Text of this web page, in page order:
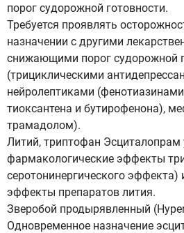
порог судорожной готовности.
Требуется проявлять
назначении с другими
снижающими порог судорожной
(трициклическими
нейролептиками
тиоксантена и бутирофенона),
трамадолом).
Литий, триптофан Эсциталопрам
фармакологические эффекты
серотонинергического эффекта)
эффекты препаратов лития.
Зверобой продырявленный
Одновременное назначение